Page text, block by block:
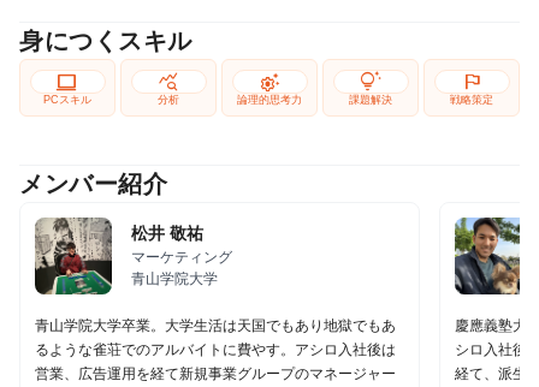
身につくスキル
computer
PCスキル
query_stats
分析
settings_suggest
論理的思考力
tips_and_updates
課題解決
flag
戦略策定
メンバー紹介
松井 敬祐
マーケティング
青山学院大学
青山学院大学卒業。大学生活は天国でもあり地獄でもあ
るような雀荘でのアルバイトに費やす。アシロ入社後は
営業、広告運用を経て新規事業グループのマネージャー
慶應義塾大
シロ入社後
経て、派生